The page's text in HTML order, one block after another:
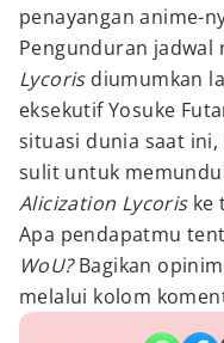
penayangan anime-
Pengunduran jadwal
Lycorisdiumumkan
eksekutif Yosuke
situasi dunia saat
sulit untuk
Alicization Lycoris ke
Apa pendapatmu
WoU?Bagikan
melalui kolom